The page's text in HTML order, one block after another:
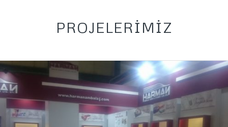
PROJELERIMIZ